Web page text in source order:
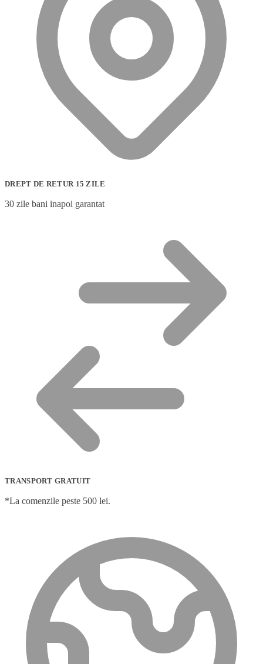
DREPT DE RETUR 15 ZILE
30 zile bani inapoi garantat
TRANSPORT GRATUIT
*La comenzile peste 500 lei.